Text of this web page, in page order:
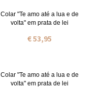
Colar "Te amo até a lua e de
volta" em prata de lei
€ 53,95
Colar "Te amo até a lua e de
volta" em prata de lei